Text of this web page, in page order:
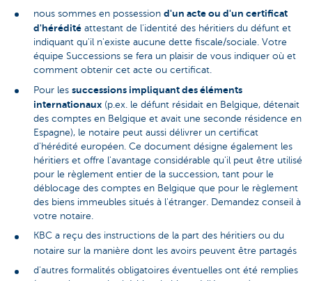
nous sommes en possession d'un acte ou d'un certificat
d'hérédité attestant de l'identité des héritiers du défunt et
indiquant qu'il n'existe aucune dette fiscale/sociale. Votre
équipe Successions se fera un plaisir de vous indiquer où et
comment obtenir cet acte ou certificat.
Pour les successions impliquant des éléments
internationaux (p.ex. le défunt résidait en Belgique, détenait
des comptes en Belgique et avait une seconde résidence en
Espagne), le notaire peut aussi délivrer un certificat
d'hérédité européen. Ce document désigne également les
héritiers et offre l'avantage considérable qu'il peut être utilisé
pour le règlement entier de la succession, tant pour le
déblocage des comptes en Belgique que pour le règlement
des biens immeubles situés à l'étranger. Demandez conseil à
votre notaire.
KBC a reçu des instructions de la part des héritiers ou du
notaire sur la manière dont les avoirs peuvent être partagés
d'autres formalités obligatoires éventuelles ont été remplies